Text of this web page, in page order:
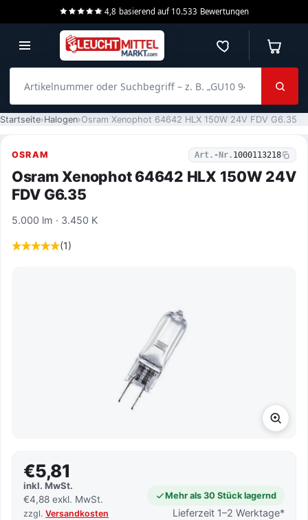
4,8 basierend auf 10.533 Bewertungen
Merkzettel
Startseite Halogen Osram Xenophot 64642 HLX 150W 24V FDV G6.35
OSRAM Art.-Nr. 1000113218
Osram Xenophot 64642 HLX 150W 24V
FDV G6.35
5.000 lm · 3.450 K
(1)
€5,81
inkl. MwSt.
€4,88 exkl. MwSt.
zzgl. Versandkosten
Mehr als 30 Stück lagernd
Lieferzeit 1–2 Werktage*